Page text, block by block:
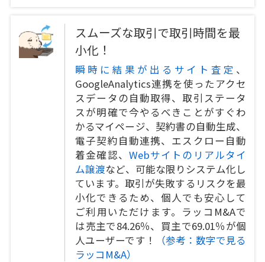
スムーズな取引で取引時間を最
小化！
瞬時に結果が出るサイト査定 、
GoogleAnalytics連携を使ったアクセ
スデータの自動取得、取引ステータ
スが明確で今やるべきことがすぐわ
かるマイページ、契約書の自動生成、
電子契約自動連携、エスクロー自動
着金確認、 Webサイトのリアルタイ
ム譲渡など、可能な限りシステム化し
ています。取引が失敗するリスクを最
小化できるため、個人でも安心して
ご利用いただけます。ラッコM&Aで
は売主で84.26％、買主で69.01％が個
人ユーザーです！
（参考：数字で見る
ラッコM&A）